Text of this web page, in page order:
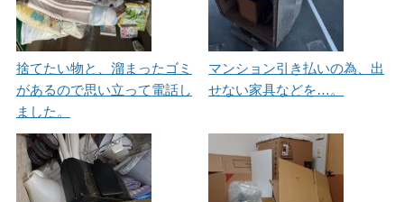
捨てたい物と、溜まったゴミ
があるので思い立って電話し
ました。
マンション引き払いの為、出
せない家具などを…。